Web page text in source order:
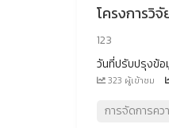
โครงการวิ
123
วันที่ปรับปรุงข้อ
323 ผู้เข้าชม
การจัดการคว